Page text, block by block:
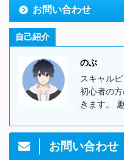
お問い合わせ
自己紹介
のぶ
スキャル
初心者の
きます。
お問い合わせ